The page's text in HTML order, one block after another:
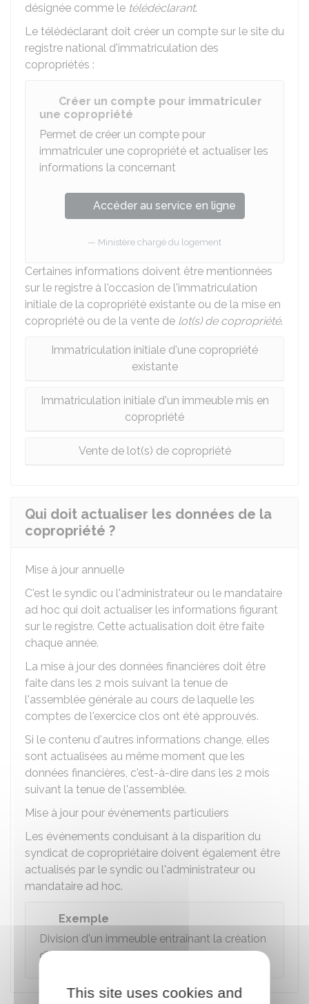
désignée comme le télédéclarant.
Le télédéclarant doit créer un compte sur le site du
registre national d'immatriculation des
copropriétés :
Créer un compte pour immatriculer
une copropriété
Permet de créer un compte pour
immatriculer une copropriété et actualiser les
informations la concernant
Accéder au service en ligne
Ministère chargé du logement
Certaines informations doivent être mentionnées
sur le registre à l'occasion de l'immatriculation
initiale de la copropriété existante ou de la mise en
copropriété ou de la vente de lot(s) de copropriété.
Immatriculation initiale d'une copropriété
existante
Immatriculation initiale d'un immeuble mis en
copropriété
Vente de lot(s) de copropriété
Qui doit actualiser les données de la
copropriété ?
Mise à jour annuelle
C'est le syndic ou l'administrateur ou le mandataire
ad hoc qui doit actualiser les informations figurant
sur le registre. Cette actualisation doit être faite
chaque année.
La mise à jour des données financières doit être
faite dans les 2 mois suivant la tenue de
l'assemblée générale au cours de laquelle les
comptes de l'exercice clos ont été approuvés.
Si le contenu d'autres informations change, elles
sont actualisées au même moment que les
données financières, c'est-à-dire dans les 2 mois
suivant la tenue de l'assemblée.
Mise à jour pour événements particuliers
Les événements conduisant à la disparition du
syndicat de copropriétaire doivent également être
actualisés par le syndic ou l'administrateur ou
mandataire ad hoc.
Exemple
Division d'un immeuble entraînant la création
d'unsyndicat secondaire.
This site uses cookies and